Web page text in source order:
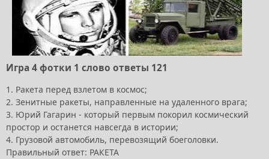
Игра 4 фотки 1 слово ответы 121
1. Ракета перед взлетом в космос;
2. Зенитные ракеты, направленные на удаленного врага;
3. Юрий Гагарин - который первым покорил космический
простор и останется навсегда в истории;
4. Грузовой автомобиль, перевозящий боеголовки.
Правильный ответ: РАКЕТА